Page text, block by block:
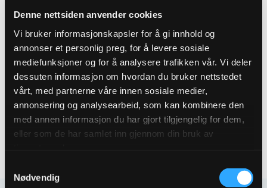
Denne nettsiden anvender cookies
Vi bruker informasjonskapsler for å gi innhold og
annonser et personlig preg, for å levere sosiale
mediefunksjoner og for å analysere trafikken vår. Vi deler
dessuten informasjon om hvordan du bruker nettstedet
vårt, med partnerne våre innen sosiale medier,
annonsering og analysearbeid, som kan kombinere den
med annen informasjon du har gjort tilgjengelig for dem,
eller som de har samlet inn gjennom din bruk av
Nødvendig
Produktegenskaper
Pakningsinformasjon
Tekniske spesifikasjoner